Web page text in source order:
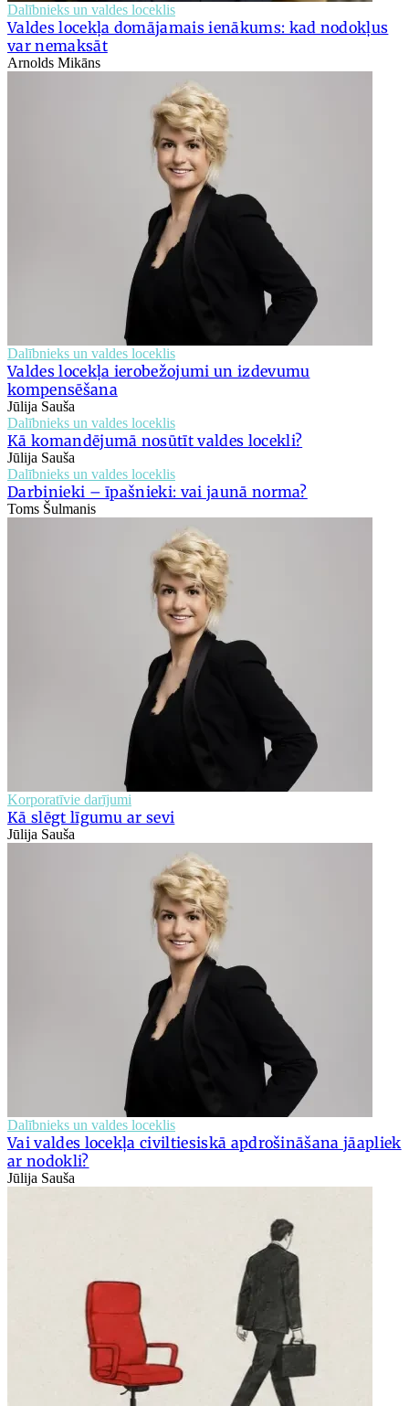
Dalībnieks un valdes loceklis
Valdes locekļa domājamais ienākums: kad nodokļus
var nemaksāt
Arnolds Mikāns
Dalībnieks un valdes loceklis
Valdes locekļa ierobežojumi un izdevumu
kompensēšana
Jūlija Sauša
Dalībnieks un valdes loceklis
Kā komandējumā nosūtīt valdes locekli?
Jūlija Sauša
Dalībnieks un valdes loceklis
Darbinieki – īpašnieki: vai jaunā norma?
Toms Šulmanis
Korporatīvie darījumi
Kā slēgt līgumu ar sevi
Jūlija Sauša
Dalībnieks un valdes loceklis
Vai valdes locekļa civiltiesiskā apdrošināšana jāapliek
ar nodokli?
Jūlija Sauša